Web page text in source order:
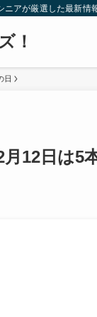
ニアが厳選した最新情
！
日
月12日は5